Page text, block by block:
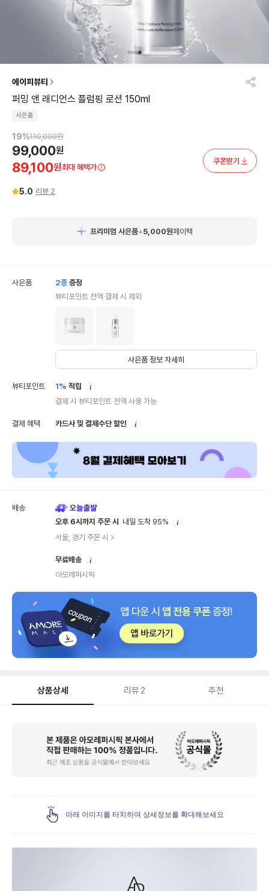
에이피뷰티
퍼밍 앤 래디언스 플럼핑 로션 150ml
사은품
19%110,000원
99,000원
89,100원최대 혜택가
쿠폰받기
5.0 리뷰 2
프리미엄 사은품+5,000원페이백
사은품 2종 증정
뷰티포인트 전액 결제 시 제외
사은품 정보 자세히
뷰티포인트 1% 적립
결제 시 뷰티포인트 전액 사용 가능
결제 혜택 카드사 및 결제수단 할인
배송
오후 6시까지 주문 시
내일 도착 95%
서울, 경기 주문 시
무료배송
아모레퍼시픽
상품상세 리뷰2 추천
아래 이미지를 터치하여 상세정보를 확대해보세요